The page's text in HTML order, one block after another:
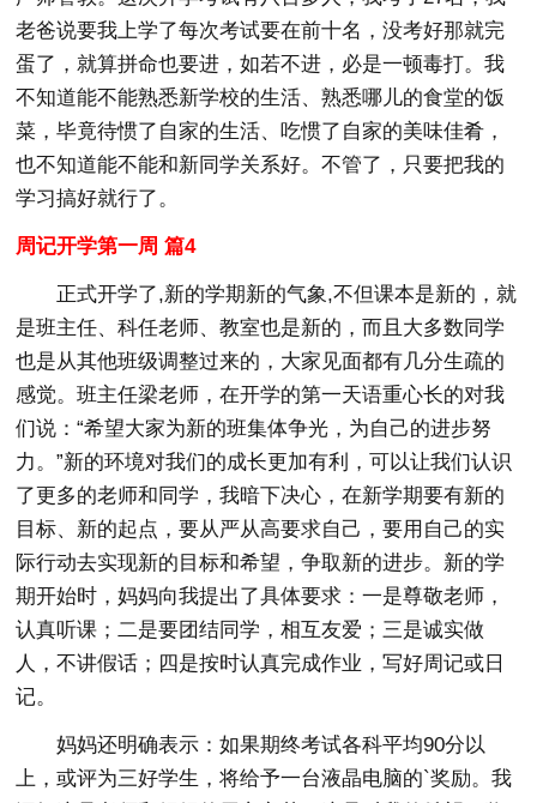
老爸说要我上学了每次考试要在前十名，没考好那就完
蛋了，就算拼命也要进，如若不进，必是一顿毒打。我
不知道能不能熟悉新学校的生活、熟悉哪儿的食堂的饭
菜，毕竟待惯了自家的生活、吃惯了自家的美味佳肴，
也不知道能不能和新同学关系好。不管了，只要把我的
学习搞好就行了。
周记开学第一周 篇4
正式开学了,新的学期新的气象,不但课本是新的，就
是班主任、科任老师、教室也是新的，而且大多数同学
也是从其他班级调整过来的，大家见面都有几分生疏的
感觉。班主任梁老师，在开学的第一天语重心长的对我
们说：“希望大家为新的班集体争光，为自己的进步努
力。”新的环境对我们的成长更加有利，可以让我们认识
了更多的老师和同学，我暗下决心，在新学期要有新的
目标、新的起点，要从严从高要求自己，要用自己的实
际行动去实现新的目标和希望，争取新的进步。新的学
期开始时，妈妈向我提出了具体要求：一是尊敬老师，
认真听课；二是要团结同学，相互友爱；三是诚实做
人，不讲假话；四是按时认真完成作业，写好周记或日
记。
妈妈还明确表示：如果期终考试各科平均90分以
上，或评为三好学生，将给予一台液晶电脑的`奖励。我